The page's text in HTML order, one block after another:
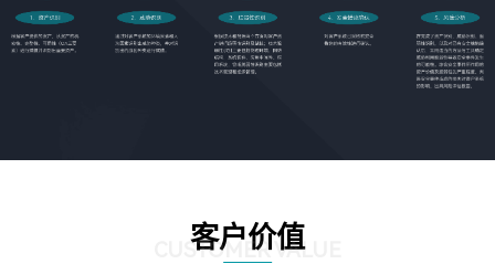
客户价值
CUSTOMER VALUE